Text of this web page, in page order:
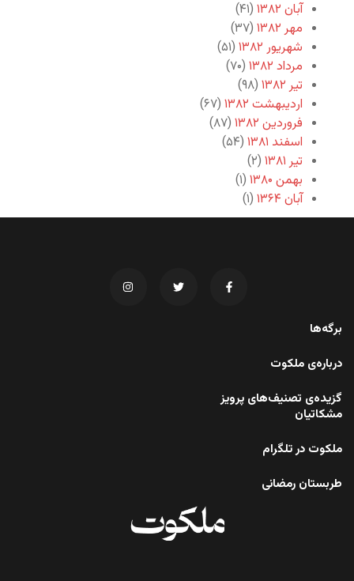
آبان ۱۳۸۲
(۴۱)
مهر ۱۳۸۲
(۳۷)
شهریور ۱۳۸۲
(۵۱)
مرداد ۱۳۸۲
(۷۰)
تیر ۱۳۸۲
(۹۸)
اردیبهشت ۱۳۸۲
(۶۷)
فروردین ۱۳۸۲
(۸۷)
اسفند ۱۳۸۱
(۵۴)
تیر ۱۳۸۱
(۲)
بهمن ۱۳۸۰
(۱)
آبان ۱۳۶۴
(۱)
برگه‌ها
درباره‌ی ملکوت
گزیده‌ی تصنیف‌های پرویز
مشکاتیان
ملکوت در تلگرام
طربستان رمضانی